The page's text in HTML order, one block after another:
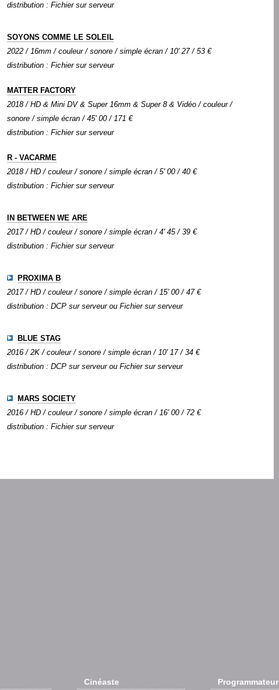
distribution : Fichier sur serveur
SOYONS COMME LE SOLEIL
2022 / 16mm / couleur / sonore / simple écran / 10' 27 / 53 €
distribution : Fichier sur serveur
MATTER FACTORY
2018 / HD & Mini DV & Super 16mm & Super 8 & Vidéo / couleur /
sonore / simple écran / 45' 00 / 171 €
distribution : Fichier sur serveur
R - VACARME
2018 / HD / couleur / sonore / simple écran / 5' 00 / 40 €
distribution : Fichier sur serveur
IN BETWEEN WE ARE
2017 / HD / couleur / sonore / simple écran / 4' 45 / 39 €
distribution : Fichier sur serveur
PROXIMA B
2017 / HD / couleur / sonore / simple écran / 15' 00 / 47 €
distribution : DCP sur serveur ou Fichier sur serveur
BLUE STAG
2016 / 2K / couleur / sonore / simple écran / 10' 17 / 34 €
distribution : DCP sur serveur ou Fichier sur serveur
MARS SOCIETY
2016 / HD / couleur / sonore / simple écran / 16' 00 / 72 €
distribution : Fichier sur serveur
Cinéaste Programmateur